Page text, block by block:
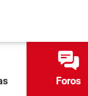
Foros